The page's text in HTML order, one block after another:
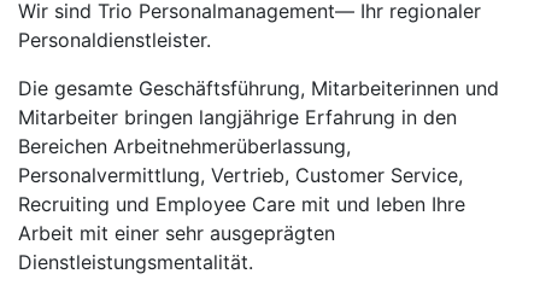
Wir sind Trio Personalmanagement— Ihr regionaler
Personaldienstleister.
Die gesamte Geschäftsführung, Mitarbeiterinnen und
Mitarbeiter bringen langjährige Erfahrung in den
Bereichen Arbeitnehmerüberlassung,
Personalvermittlung, Vertrieb, Customer Service,
Recruiting und Employee Care mit und leben Ihre
Arbeit mit einer sehr ausgeprägten
Dienstleistungsmentalität.